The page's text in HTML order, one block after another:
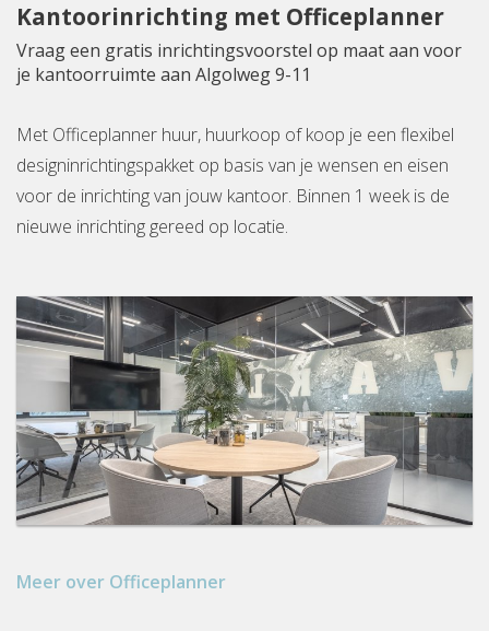
Kantoorinrichting met Officeplanner
Vraag een gratis inrichtingsvoorstel op maat aan voor
je kantoorruimte aan Algolweg 9-11
Met Officeplanner huur, huurkoop of koop je een flexibel
designinrichtingspakket op basis van je wensen en eisen
voor de inrichting van jouw kantoor. Binnen 1 week is de
nieuwe inrichting gereed op locatie.
Meer over Officeplanner